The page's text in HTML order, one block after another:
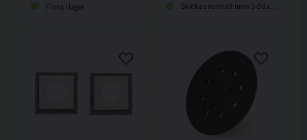
Finns i lager Skickas normalt inom 1-3 dagar